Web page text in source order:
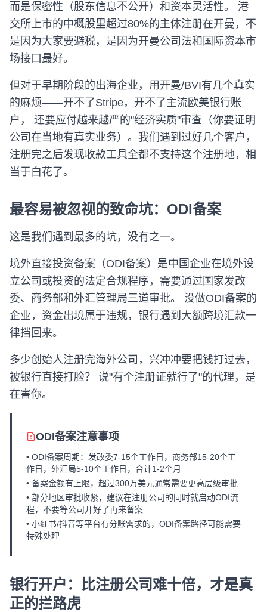
而是保密性（股东信息不公开）和资本灵活性。 港
交所上市的中概股里超过80%的主体注册在开曼，不
是因为大家要避税，是因为开曼公司法和国际资本市
场接口最好。
但对于早期阶段的出海企业，用开曼/BVI有几个真实
的麻烦——开不了Stripe，开不了主流欧美银行账
户， 还要应付越来越严的"经济实质"审查（你要证明
公司在当地有真实业务）。我们遇到过好几个客户，
注册完之后发现收款工具全都不支持这个注册地，相
当于白花了。
最容易被忽视的致命坑：ODI备案
这是我们遇到最多的坑，没有之一。
境外直接投资备案（ODI备案）是中国企业在境外设
立公司或投资的法定合规程序，需要通过国家发改
委、商务部和外汇管理局三道审批。 没做ODI备案的
企业，资金出境属于违规，银行遇到大额跨境汇款一
律挡回来。
多少创始人注册完海外公司，兴冲冲要把钱打过去，
被银行直接打脸？ 说"有个注册证就行了"的代理，是
在害你。
ODI备案注意事项
• ODI备案周期：发改委7-15个工作日，商务部15-20个工
作日，外汇局5-10个工作日，合计1-2个月
• 备案金额有上限，超过300万美元通常需要更高层级审批
• 部分地区审批收紧，建议在注册公司的同时就启动ODI流
程，不要等公司开好了再来备案
• 小红书/抖音等平台有分账需求的，ODI备案路径可能需要
特殊处理
银行开户：比注册公司难十倍，才是真
正的拦路虎